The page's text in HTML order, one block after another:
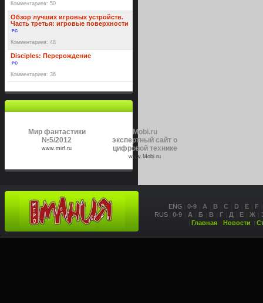
Комментариев: 50
Обзор лучших игровых устройств.
Часть третья: игровые поверхности
PC
Комментариев: 48
Disciples: Перерождение
PC
Комментариев: 36
Мир фантастики
№5/2012
www.mirf.ru
Mobi.ru
экспертный сайт о
цифровой технике
www.Mobi.ru
ENG 0-9 A B C D E
F
RUS
0-9 А Б В Г Д Е Ж
Главная
Новости